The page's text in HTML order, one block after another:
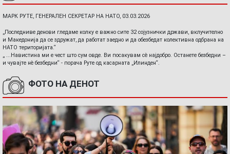
МАРК РУТЕ, ГЕНЕРАЛЕН СЕКРЕТАР НА НАТО, 03.03.2026
„Последниве денови гледаме колку е важно сите 32 сојузнички држави, вклучително
и Македонија да се здружат, да работат заедно и да обезбедат колективна одбрана на
НАТО територијата.“
„ ...Навистина ми е чест што сум овде. Ви посакувам сè најдобро. Останете безбедни –
и чувајте нè безбедни“ - порача Руте од касарната „Илинден“.
ФОТО НА ДЕНОТ